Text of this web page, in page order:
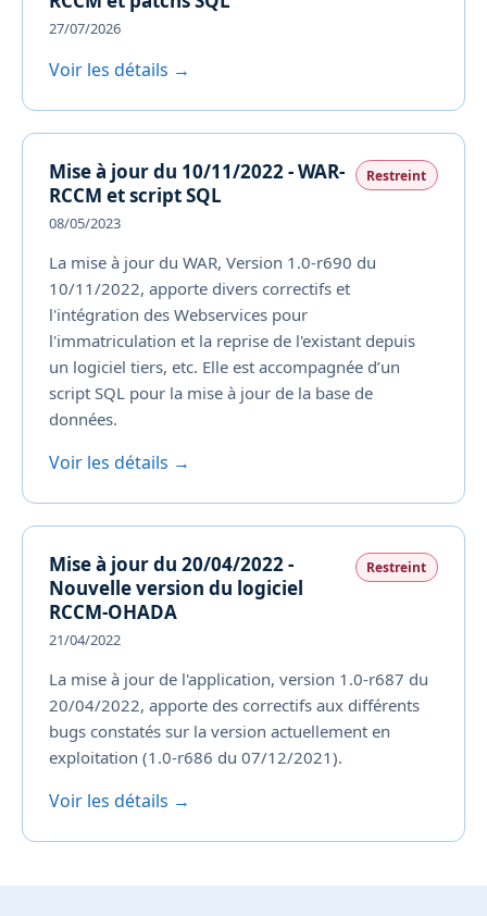
27/07/2026
Voir les détails →
Mise à jour du 10/11/2022 - WAR-
RCCM et script SQL
08/05/2023
Restreint
La mise à jour du WAR, Version 1.0-r690 du
10/11/2022, apporte divers correctifs et
l'intégration des Webservices pour
l'immatriculation et la reprise de l'existant depuis
un logiciel tiers, etc. Elle est accompagnée d’un
script SQL pour la mise à jour de la base de
données.
Voir les détails →
Mise à jour du 20/04/2022 -
Nouvelle version du logiciel
RCCM-OHADA
21/04/2022
Restreint
La mise à jour de l'application, version 1.0-r687 du
20/04/2022, apporte des correctifs aux différents
bugs constatés sur la version actuellement en
exploitation (1.0-r686 du 07/12/2021).
Voir les détails →